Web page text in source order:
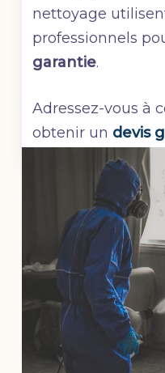
nettoyage
professionnels
garantie.
Adressez-vous à
obtenir un devis